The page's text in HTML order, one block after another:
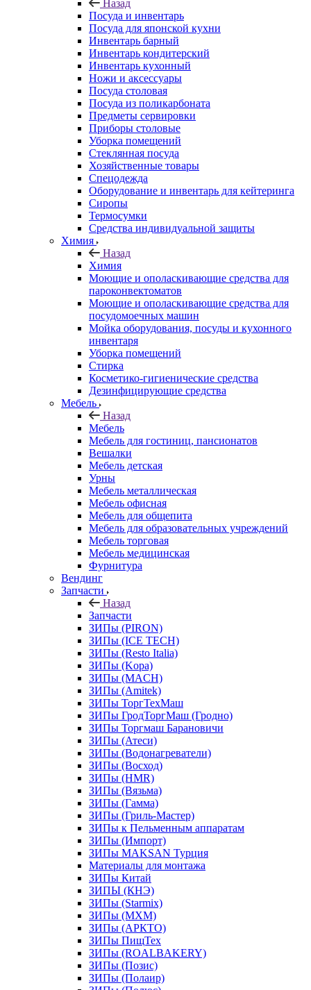
Назад
Посуда и инвентарь
Посуда для японской кухни
Инвентарь барный
Инвентарь кондитерский
Инвентарь кухонный
Ножи и аксессуары
Посуда столовая
Посуда из поликарбоната
Предметы сервировки
Приборы столовые
Уборка помещений
Стеклянная посуда
Хозяйственные товары
Спецодежда
Оборудование и инвентарь для кейтеринга
Сиропы
Термосумки
Средства индивидуальной защиты
Химия
Назад
Химия
Моющие и ополаскивающие средства для
пароконвектоматов
Моющие и ополаскивающие средства для
посудомоечных машин
Мойка оборудования, посуды и кухонного
инвентаря
Уборка помещений
Стирка
Косметико-гигиенические средства
Дезинфицирующие средства
Мебель
Назад
Мебель
Мебель для гостиниц, пансионатов
Вешалки
Мебель детская
Урны
Мебель металлическая
Мебель офисная
Мебель для общепита
Мебель для образовательных учреждений
Мебель торговая
Мебель медицинская
Фурнитура
Вендинг
Запчасти
Назад
Запчасти
ЗИПы (PIRON)
ЗИПы (ICE TECH)
ЗИПы (Resto Italia)
ЗИПы (Kopa)
ЗИПы (MACH)
ЗИПы (Amitek)
ЗИПы ТоргТехМаш
ЗИПы ГродТоргМаш (Гродно)
ЗИПы Торгмаш Барановичи
ЗИПы (Атеси)
ЗИПы (Водонагреватели)
ЗИПы (Восход)
ЗИПы (HMR)
ЗИПы (Вязьма)
ЗИПы (Гамма)
ЗИПы (Гриль-Мастер)
ЗИПы к Пельменным аппаратам
ЗИПы (Импорт)
ЗИПы MAKSAN Турция
Материалы для монтажа
ЗИПы Китай
ЗИПЫ (КНЭ)
ЗИПы (Starmix)
ЗИПы (МХМ)
ЗИПы (АРКТО)
ЗИПы ПищТех
ЗИПы (ROALBAKERY)
ЗИПы (Позис)
ЗИПы (Полаир)